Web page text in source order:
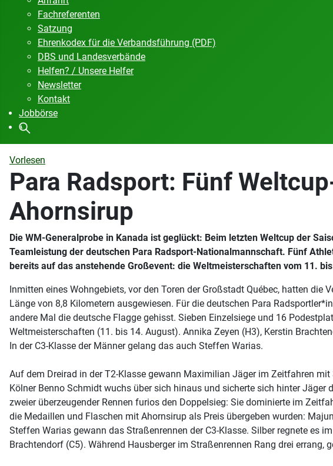
Fachreferenten
Satzung
Ehrenkodex für die Verbandsführung (PDF)
DBS und Landesverbände
Helfen? / Unsere Helfer
Newsletter
Kontakt
Jobbörse
Vorlesen
Para Radsport: Fünf
Ahornsirup
Die WM-Generalprobe in Kanada ist geglückt: Beim letzten Weltcup der
Teamleistung der deutschen Para Radsport-Nationalmannschaft. Fünf
bereits auf das anstehende Großevent: die Weltmeisterschaften vom 11.
Inmitten eines Wohngebiets, vor den Toren der Großstadt Québec, hatten
Länge von 8,8 Kilometern ausgewiesen. Für die deutschen Para
andere Mal die deutsche Flagge gehisst. Sieben Einzelsiege und 16
Weltmeisterschaften (11. bis 14. August). Annika Zeyen (H3), Kerstin
In der C3-Klasse der Männer gelang das auch Steffen Warias.
Auf dem Dreirad in der T2-Klasse gewann Maximilian Jäger im Zeitfahren
Kölner Benno Schmidt wuchs über sich hinaus und sicherte sich hinter
zweier überzeugender Rennen furios den Doppelsieg: Sie dominierte im
die Medaillen und Flaschen mit Ahornsirup als Preis übergeben wurden:
Steffen Warias gewann das Straßenrennen der C3-Klasse. Silber regnete es
Brachtendorf (C5). Während Hausberger im Straßenrennen Rang drei errang,